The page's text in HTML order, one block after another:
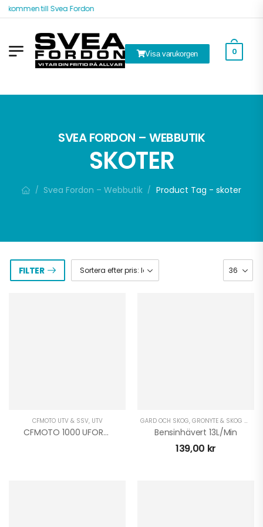
till Svea Fordon
Visa varukorgen 0
SVEA FORDON – WEBBUTIK
SKOTER
/ Svea Fordon – Webbutik / Product Tag - skoter
FILTER
CFMOTO UTV & SSV, UTV
CFMOTO 1000 UFORCE ARCTIC EDITION
GÅRD OCH SKOG, GRÖNYTE & SKOG ATV
Bensinhävert 13L/min
139,00 kr